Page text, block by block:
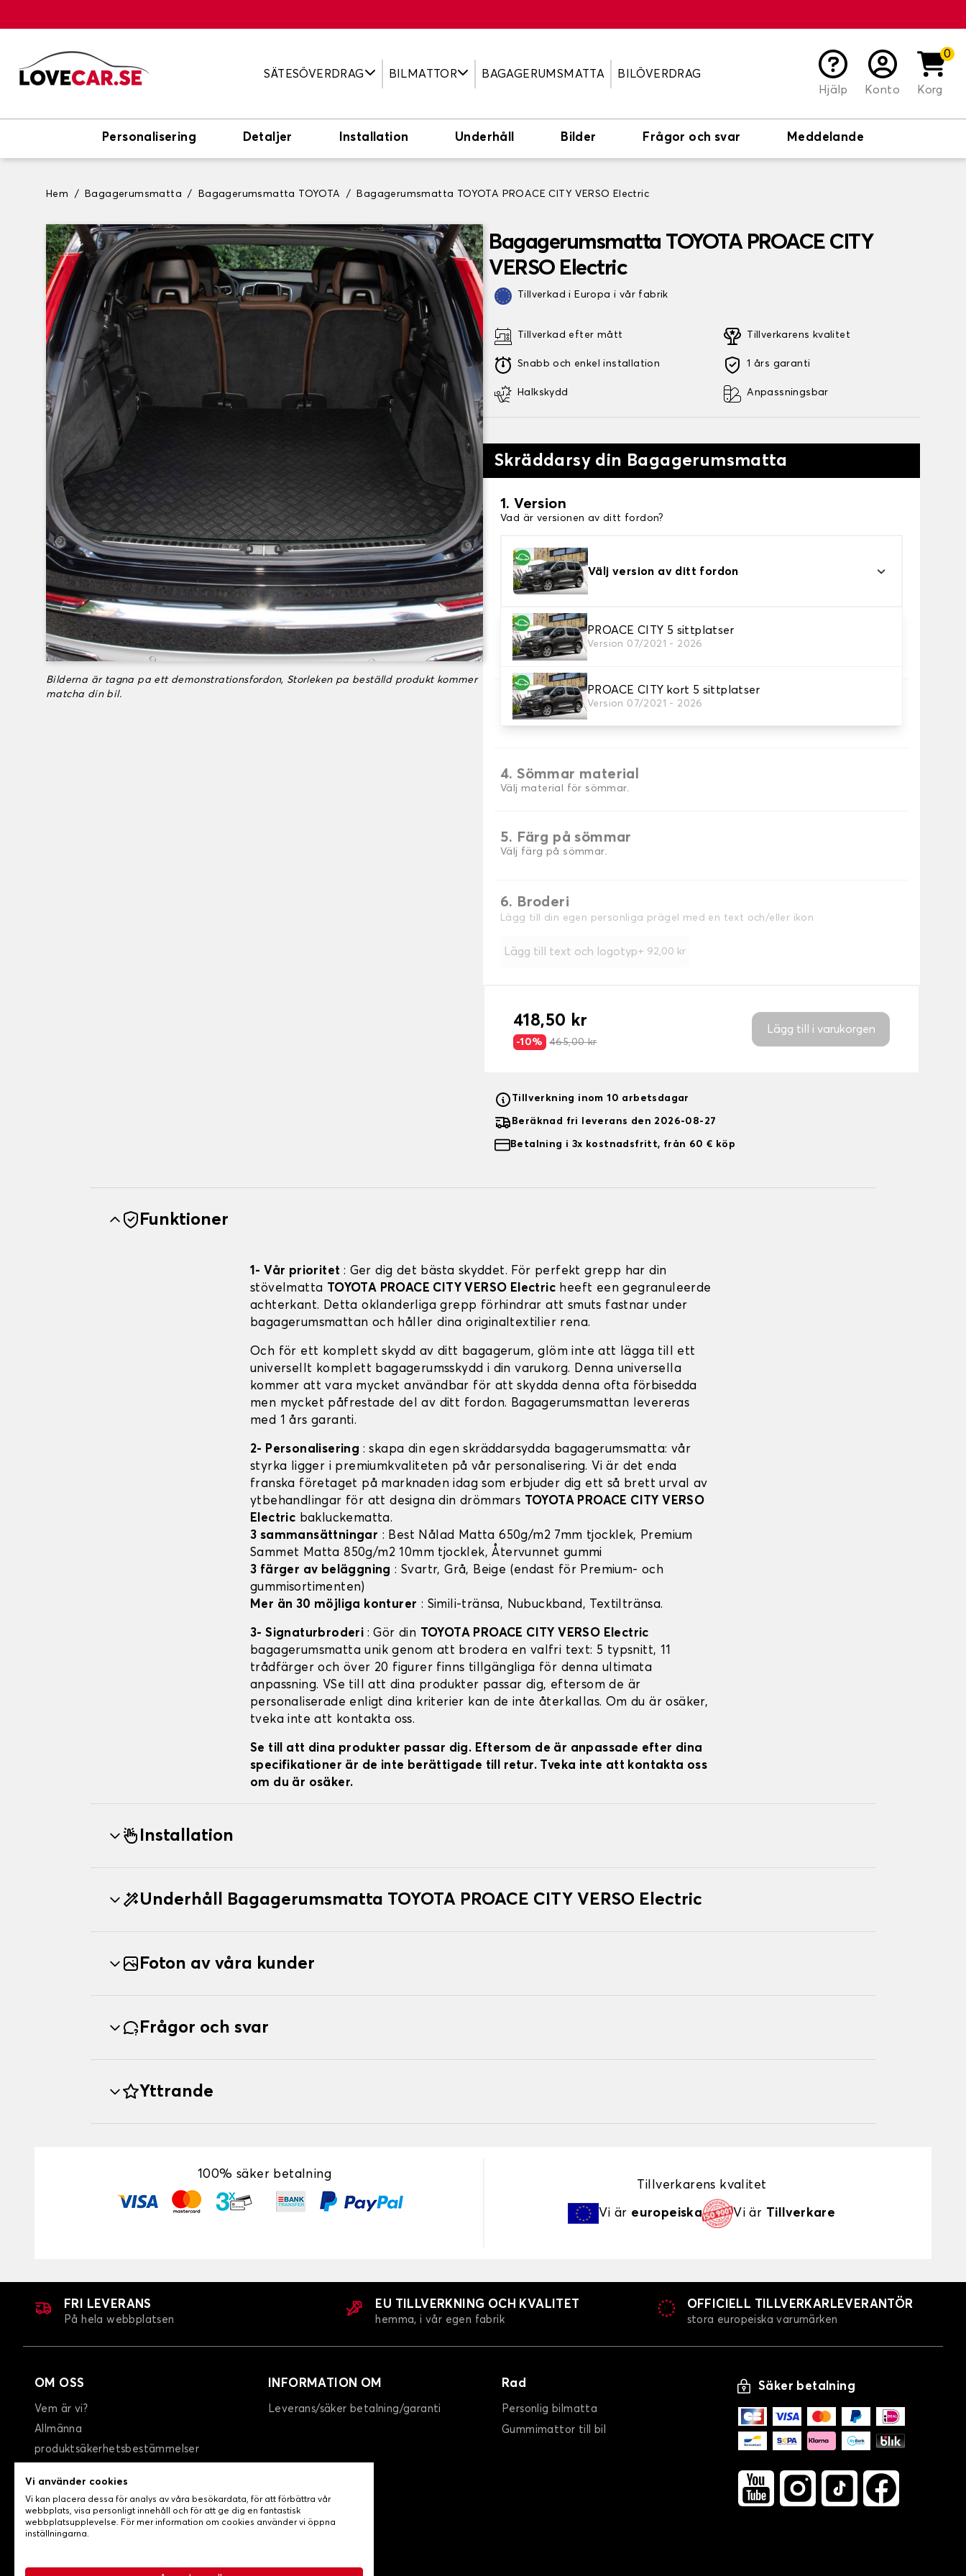
SÄTESÖVERDRAG BILMATTOR BAGAGERUMSMATTA
BILÖVERDRAG
Hjälp
Konto
0
Korg
Personalisering Detaljer Installation Underhåll Bilder Frågor och svar Meddelande
Hem Bagagerumsmatta Bagagerumsmatta TOYOTA Bagagerumsmatta TOYOTA PROACE CITY VERSO Electric
Bilderna är tagna pa ett demonstrationsfordon, Storleken pa beställd produkt kommer
matcha din bil.
Bagagerumsmatta TOYOTA PROACE CITY
VERSO Electric
Tillverkad i Europa i vår fabrik
Tillverkad efter mått
Snabb och enkel installation
Halkskydd
Tillverkarens kvalitet
1 års garanti
Anpassningsbar
Skräddarsy din Bagagerumsmatta
1. Version
Vad är versionen av ditt fordon?
Välj version av ditt fordon
PROACE CITY 5 sittplatser
Version 07/2021 - 2026
PROACE CITY kort 5 sittplatser
Version 07/2021 - 2026
2. Material
Välj material för din stövelmatta.
3. Färger på mattor
Välj färg på din matta bagageutrymme.
4. Sömmar material
Välj material för sömmar.
5. Färg på sömmar
Välj färg på sömmar.
6. Broderi
Lägg till din egen personliga prägel med en text och/eller ikon
Lägg till text och logotyp+ 92,00 kr
418,50 kr
-10% 465,00 kr
Lägg till i varukorgen
Tillverkning inom 10 arbetsdagar
Beräknad fri leverans den 2026-08-27
Betalning i 3x kostnadsfritt, från 60 € köp
Funktioner
1- Vår prioritet : Ger dig det bästa skyddet. För perfekt grepp har din
stövelmatta
TOYOTA PROACE CITY VERSO Electric heeft een gegranuleerde
achterkant. Detta oklanderliga grepp förhindrar att smuts fastnar under
bagagerumsmattan och håller dina originaltextilier rena.
Och för ett komplett skydd av ditt bagagerum, glöm inte att lägga till ett
universellt komplett bagagerumsskydd i din varukorg. Denna universella
kommer att vara mycket användbar för att skydda denna ofta förbisedda
men mycket påfrestade del av ditt fordon. Bagagerumsmattan levereras
med 1 års garanti.
2- Personalisering : skapa din egen skräddarsydda bagagerumsmatta: vår
styrka ligger i premiumkvaliteten på vår personalisering. Vi är det enda
franska företaget på marknaden idag som erbjuder dig ett så brett urval av
ytbehandlingar för att designa din drömmars TOYOTA PROACE CITY VERSO
Electric bakluckematta.
3 sammansättningar : Best Nålad Matta 650g/m2 7mm tjocklek, Premium
Sammet Matta 850g/m2 10mm tjocklek, Återvunnet gummi
3 färger av beläggning : Svartr, Grå, Beige (endast för Premium- och
gummisortimenten)
Mer än 30 möjliga konturer : Simili-tränsa, Nubuckband, Textiltränsa.
3- Signaturbroderi : Gör din
TOYOTA PROACE CITY VERSO Electric
bagagerumsmatta unik genom att brodera en valfri text: 5 typsnitt, 11
trådfärger och över 20 figurer finns tillgängliga för denna ultimata
anpassning. VSe till att dina produkter passar dig, eftersom de är
personaliserade enligt dina kriterier kan de inte återkallas. Om du är osäker,
tveka inte att kontakta oss.
Se till att dina produkter passar dig. Eftersom de är anpassade efter dina
specifikationer är de inte berättigade till retur. Tveka inte att kontakta oss
om du är osäker.
Installation
Underhåll Bagagerumsmatta TOYOTA PROACE CITY VERSO Electric
Foton av våra kunder
Frågor och svar
Yttrande
100% säker betalning
Tillverkarens kvalitet
Vi är europeiska Vi är Tillverkare
FRI LEVERANS
På hela webbplatsen
EU TILLVERKNING OCH KVALITET
hemma, i vår egen fabrik
OFFICIELL TILLVERKARLEVERANTÖR
stora europeiska varumärken
OM OSS
Vem är vi?
Allmänna
produktsäkerhetsbestämmelser
Kontakta oss
INFORMATION OM
Leverans/säker betalning/garanti
Rad
Personlig bilmatta
Gummimattor till bil
Säker betalning
Vi använder cookies
Vi kan placera dessa för analys av våra besökardata, för att förbättra vår
webbplats, visa personligt innehåll och för att ge dig en fantastisk
webbplatsupplevelse. För mer information om cookies använder vi öppna
inställningarna.